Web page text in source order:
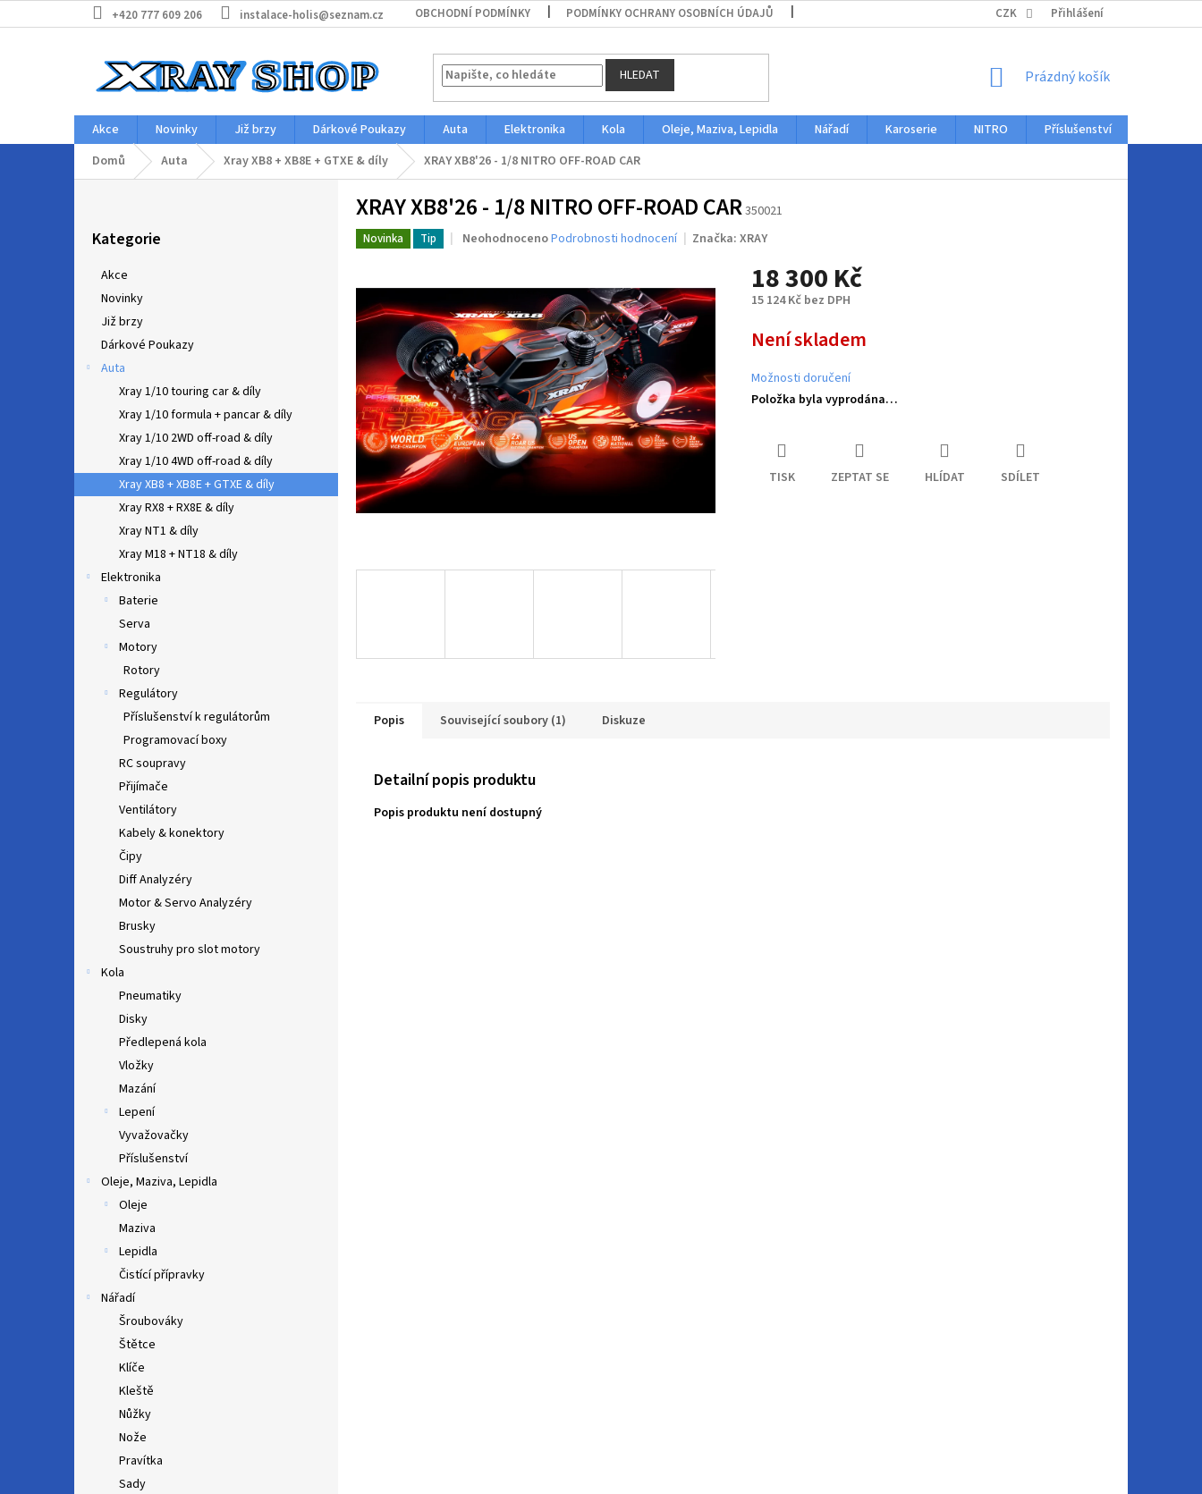
na
+420 777 609 206 instalace-holis@seznam.cz OBCHODNÍ PODMÍNKY PODMÍNKY OCHRANY OSOBNÍCH ÚDAJŮ CZK Přihlášení
HLEDAT
NÁKUPNÍ
Prázdný košík
Akce Novinky Již brzy Dárkové Poukazy Auta Elektronika Kola Oleje, Maziva, Lepidla Nářadí Karoserie NITRO Příslušenství
Domů
Auta Xray XB8 + XB8E + GTXE & díly XRAY XB8'26 - 1/8 NITRO OFF-ROAD CAR
kategorie
Kategorie
Akce
Novinky
Již brzy
Dárkové Poukazy
Auta
Xray 1/10 touring car & díly
Xray 1/10 formula + pancar & díly
Xray 1/10 2WD off-road & díly
Xray 1/10 4WD off-road & díly
Xray XB8 + XB8E + GTXE & díly
Xray RX8 + RX8E & díly
Xray NT1 & díly
Xray M18 + NT18 & díly
Elektronika
Baterie
Serva
Motory
Rotory
Regulátory
Příslušenství k regulátorům
Programovací boxy
RC soupravy
Přijímače
Ventilátory
Kabely & konektory
Čipy
Diff Analyzéry
Motor & Servo Analyzéry
Brusky
Soustruhy pro slot motory
Kola
Pneumatiky
Disky
Předlepená kola
Vložky
Mazání
Lepení
Vyvažovačky
Příslušenství
Oleje, Maziva, Lepidla
Oleje
Maziva
Lepidla
Čistící přípravky
Nářadí
Šroubováky
Štětce
Klíče
Kleště
Nůžky
Nože
Pravítka
Sady
XRAY XB8'26 - 1/8 NITRO OFF-ROAD CAR350021
Novinka Tip
Průměrné
je
0,0
z
5
hvězdiček.
NeohodnocenoPodrobnosti hodnocení Značka:XRAY
18 300 Kč
15 124 Kč bez DPH
cena:
Není skladem
Možnosti doručení
Položka byla vyprodána…
TISK ZEPTAT SE HLÍDAT SDÍLET
Popis Související soubory (1) Diskuze
Detailní popis produktu
Popis produktu není dostupný